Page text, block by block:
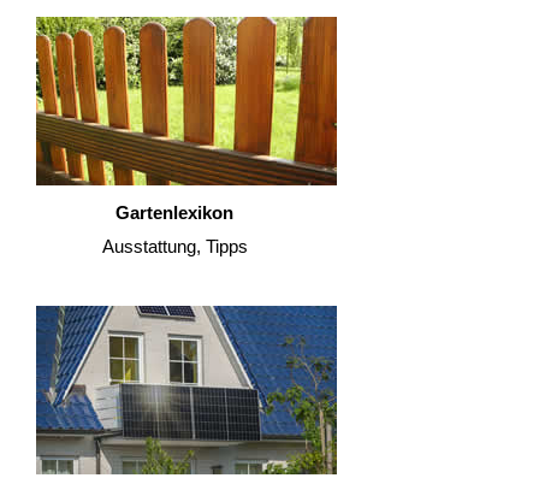
Gartenlexikon
Ausstattung, Tipps